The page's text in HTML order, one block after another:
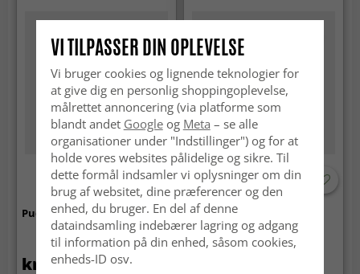
Pudebetræk 50 x 50 cm
kr.189
Pudebetræk 50 x 50 cm
VI TILPASSER DIN OPLEVELSE
Vi bruger cookies og lignende teknologier for
at give dig en personlig shoppingoplevelse,
målrettet annoncering (via platforme som
blandt andet Googleog Meta – se alle
organisationer under "Indstillinger") og for at
holde vores websites pålidelige og sikre. Til
dette formål indsamler vi oplysninger om din
brug af websitet, dine præferencer og den
enhed, du bruger. En del af denne
dataindsamling indebærer lagring og adgang
til information på din enhed, såsom cookies,
enheds-ID osv.